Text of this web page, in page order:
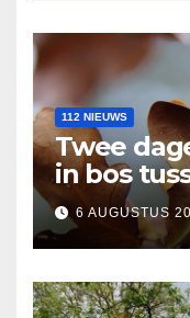
112 NIEUWS
Twee
in bos
Nuland
6 AUGUSTUS